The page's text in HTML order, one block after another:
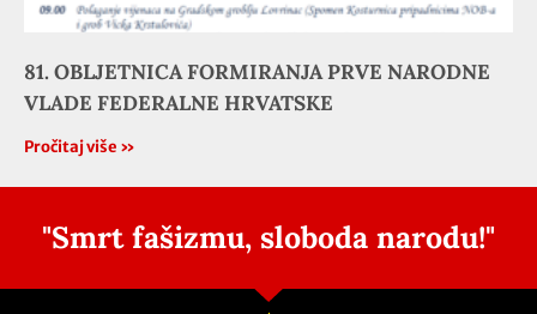
81. OBLJETNICA FORMIRANJA PRVE NARODNE
VLADE FEDERALNE HRVATSKE
Pročitaj više »
"Smrt fašizmu, sloboda narodu!"